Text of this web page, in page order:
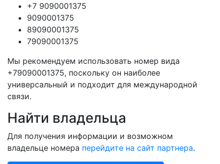
+7 9090001375
9090001375
89090001375
79090001375
Мы рекомендуем использовать номер вида
+79090001375, поскольку он наиболее
универсальный и подходит для международной
связи.
Найти владельца
Для получения информации и возможном
владельце номера перейдите на сайт партнера.